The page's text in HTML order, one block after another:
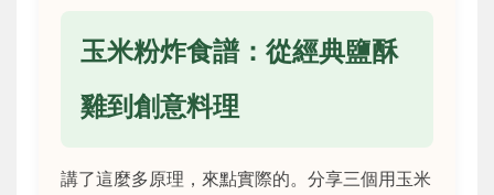
玉米粉炸食譜：從經典鹽酥
雞到創意料理
講了這麼多原理，來點實際的。分享三個用玉米